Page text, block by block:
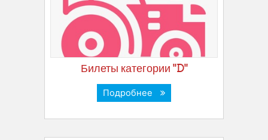
Билеты категории "D"
Подробнее